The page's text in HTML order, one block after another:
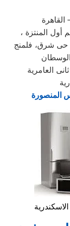
أول المنتزة
العامرية
المنصورة